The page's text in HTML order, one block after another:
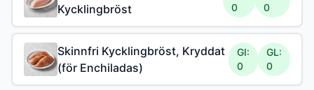
Kycklingbröst
0
0
Skinnfri Kycklingbröst, Kryddat
(för Enchiladas)
GI:
0
GL:
0